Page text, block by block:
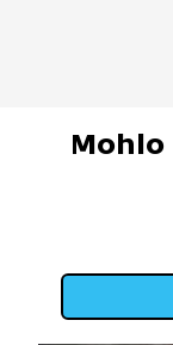
Mohlo